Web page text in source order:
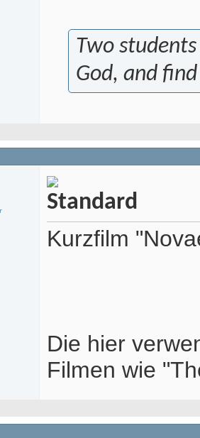
Two
God, and
Kurzfilm
Die hier
Filmen wie